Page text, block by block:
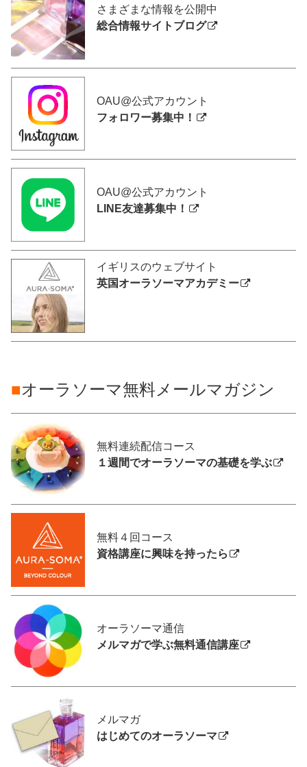
さまざまな情報を公開中
総合情報サイトブログ
OAU@公式アカウント
フォロワー募集中！
OAU@公式アカウント
LINE友達募集中！
イギリスのウェブサイト
英国オーラソーマアカデミー
■オーラソーマ無料メールマガジン
無料連続配信コース
１週間でオーラソーマの基礎を学ぶ
無料４回コース
資格講座に興味を持ったら
オーラソーマ通信
メルマガで学ぶ無料通信講座
メルマガ
はじめてのオーラソーマ